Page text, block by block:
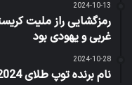
2024-10-13
رمزگشایی راز ملیت
غربی و یهودی بود
2024-10-28
نام برنده توپ طلای 2024 لو رفت